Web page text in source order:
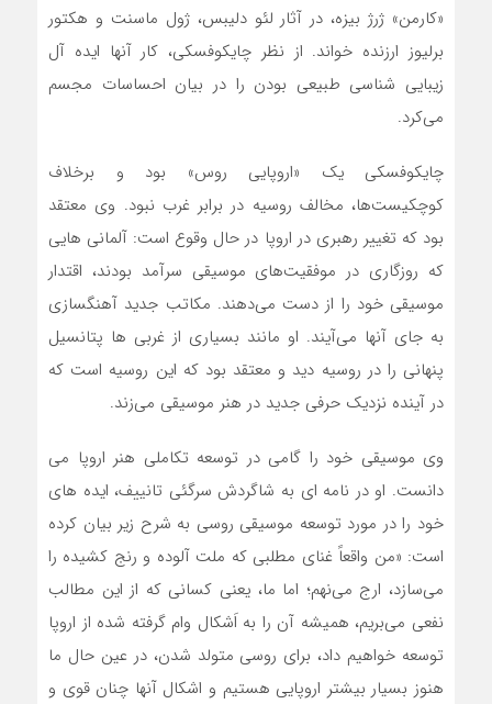
«کارمن» ژرژ بیزه، در آثار لئو دلیبس، ژول ماسنت و هکتور
برلیوز ارزنده خواند. از نظر چایکوفسکی، کار آنها ایده آل
زیبایی شناسی طبیعی بودن را در بیان احساسات مجسم
می‌کرد.
چایکوفسکی یک «اروپایی روس» بود و برخلاف
کوچکیست‌ها، مخالف روسیه در برابر غرب نبود. وی معتقد
بود که تغییر رهبری در اروپا در حال وقوع است: آلمانی هایی
که روزگاری در موفقیت‌های موسیقی سرآمد بودند، اقتدار
موسیقی خود را از دست می‌دهند. مکاتب جدید آهنگسازی
به جای آنها می‌آیند. او مانند بسیاری از غربی ها پتانسیل
پنهانی را در روسیه دید و معتقد بود که این روسیه است که
در آینده نزدیک حرفی جدید در هنر موسیقی می‌زند.
وی موسیقی خود را گامی در توسعه تکاملی هنر اروپا می
دانست. او در نامه ای به شاگردش سرگئی تانییف، ایده های
خود را در مورد توسعه موسیقی روسی به شرح زیر بیان کرده
است: «من واقعاً غنای مطلبی که ملت آلوده و رنج کشیده را
می‌سازد، ارج می‌نهم؛ اما ما، یعنی کسانی که از این مطالب
نفعی می‌بریم، همیشه آن را به اَشکال وام گرفته شده از اروپا
توسعه خواهیم داد، برای روسی متولد شدن، در عین حال ما
هنوز بسیار بیشتر اروپایی هستیم و اشکال آنها چنان قوی و